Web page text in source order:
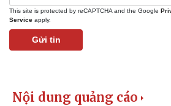
This site is protected by reCAPTCHA and the Google
Service apply.
Gửi tin